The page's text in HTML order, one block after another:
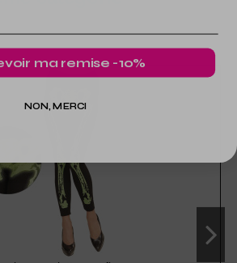
ma remise -10%
NON, MERCI